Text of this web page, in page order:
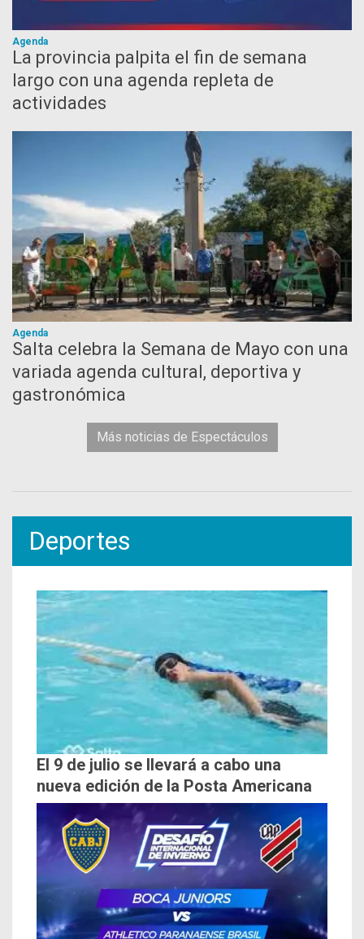
Agenda
La provincia palpita el fin de semana
largo con una agenda repleta de
actividades
Agenda
Salta celebra la Semana de Mayo con una
variada agenda cultural, deportiva y
gastronómica
Más noticias de Espectáculos
Deportes
El 9 de julio se llevará a cabo una
nueva edición de la Posta Americana